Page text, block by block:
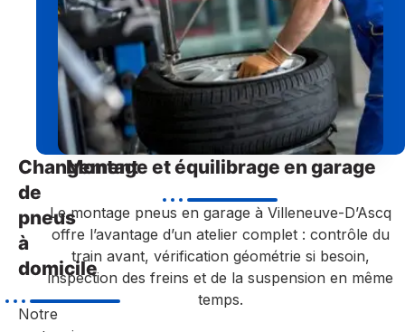
Changement
de
pneus
à
domicile
Notre
Montage et équilibrage en garage
Le montage pneus en garage à Villeneuve-D’Ascq
offre l’avantage d’un atelier complet : contrôle du
train avant, vérification géométrie si besoin,
inspection des freins et de la suspension en même
temps.